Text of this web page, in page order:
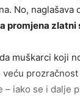
No, naglašava
promjena zlatni
muškarci koji
– iako se i dalje